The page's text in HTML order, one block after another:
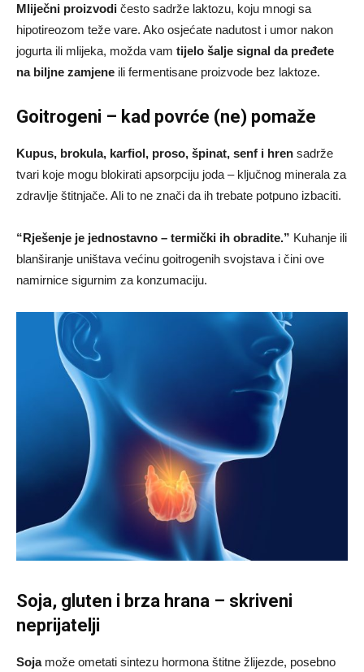
Mliječni proizvodi često sadrže laktozu, koju mnogi sa
hipotireozom teže vare. Ako osjećate nadutost i umor nakon
jogurta ili mlijeka, možda vam tijelo šalje signal da pređete
na biljne zamjene ili fermentisane proizvode bez laktoze.
Goitrogeni – kad povrće (ne) pomaže
Kupus, brokula, karfiol, proso, špinat, senf i hren sadrže
tvari koje mogu blokirati apsorpciju joda – ključnog minerala za
zdravlje štitnjače. Ali to ne znači da ih trebate potpuno izbaciti.
“Rješenje je jednostavno – termički ih obradite.” Kuhanje ili
blanširanje uništava većinu goitrogenih svojstava i čini ove
namirnice sigurnim za konzumaciju.
Soja, gluten i brza hrana – skriveni
neprijatelji
Sojamože ometati sintezu hormona štitne žlijezde, posebno